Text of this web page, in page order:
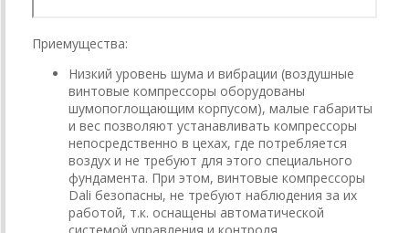
Приемущества:
Низкий уровень шума и вибрации (воздушные
винтовые компрессоры оборудованы
шумопоглощающим корпусом), малые габариты
и вес позволяют устанавливать компрессоры
непосредственно в цехах, где потребляется
воздух и не требуют для этого специального
фундамента. При этом, винтовые компрессоры
Dali безопасны, не требуют наблюдения за их
работой, т.к. оснащены автоматической